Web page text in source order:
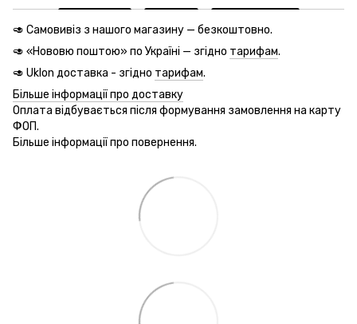
🥑 Самовивіз з нашого магазину — безкоштовно.
🥑 «Нововю поштою» по Україні — згідно тарифам.
🥑 Uklon доставка - згідно тарифам.
Більше інформації про доставку
Оплата відбувається після формування замовлення на карту
ФОП.
Більше інформації про повернення.